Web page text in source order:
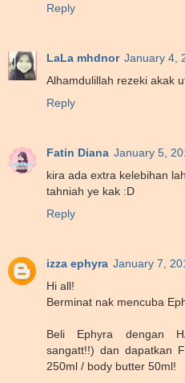
Reply
LaLa mhdnor January 4,
Alhamdulillah rezeki akak
Reply
Fatin Diana January 5,
kira ada extra kelebihan
tahniah ye kak :D
Reply
izza ephyra January 7,
Hi all!
Berminat nak mencuba
Beli Ephyra dengan
sangatt!!) dan dapatkan
250ml / body butter 50ml!